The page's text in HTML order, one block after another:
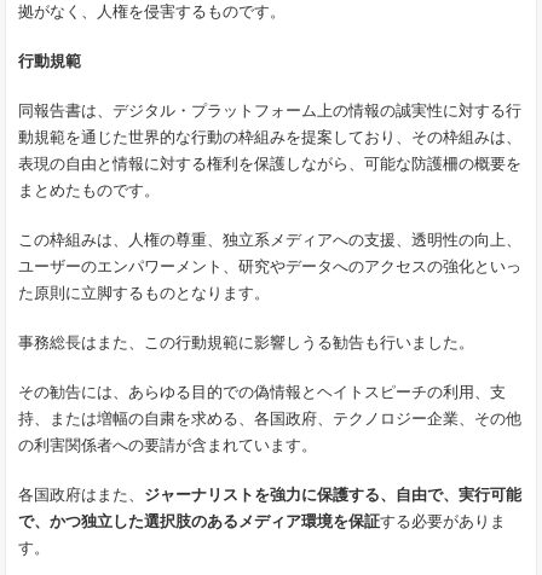
拠がなく、人権を侵害するものです。
行動規範
同報告書は、デジタル・プラットフォーム上の情報の誠実性に対する行
動規範を通じた世界的な行動の枠組みを提案しており、その枠組みは、
表現の自由と情報に対する権利を保護しながら、可能な防護柵の概要を
まとめたものです。
この枠組みは、人権の尊重、独立系メディアへの支援、透明性の向上、
ユーザーのエンパワーメント、研究やデータへのアクセスの強化といっ
た原則に立脚するものとなります。
事務総長はまた、この行動規範に影響しうる勧告も行いました。
その勧告には、あらゆる目的での偽情報とヘイトスピーチの利用、支
持、または増幅の自粛を求める、各国政府、テクノロジー企業、その他
の利害関係者への要請が含まれています。
各国政府はまた、 ジャーナリストを強力に保護する、自由で、実行可能
で、かつ独立した選択肢のあるメディア環境を保証する必要がありま
す。